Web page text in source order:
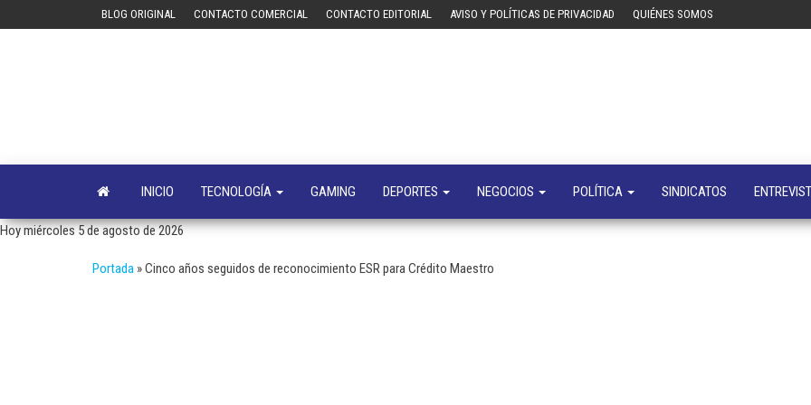
BLOG ORIGINAL CONTACTO COMERCIAL CONTACTO EDITORIAL AVISO Y POLÍTICAS DE PRIVACIDAD QUIÉNES SOMOS
negocios
INICIO TECNOLOGÍA GAMING DEPORTES NEGOCIOS POLÍTICA SINDICATOS
Hoy miércoles 5 de agosto de 2026
Portada »Cinco años seguidos de reconocimiento ESR para Crédito Maestro